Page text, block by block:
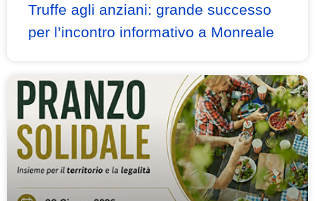
Truffe agli anziani: grande successo
per l’incontro informativo a Monreale